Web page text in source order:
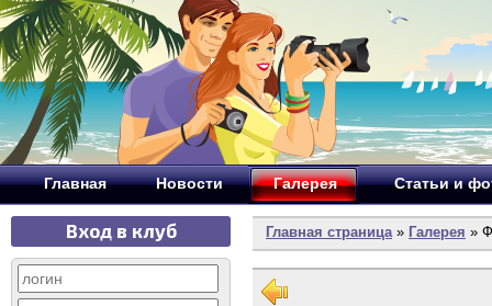
Главная Новости Галерея Статьи и
Вход в клуб Главная страница» Галерея »